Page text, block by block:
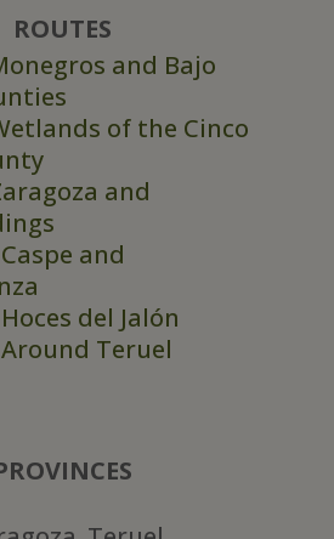
ROUTES
and Bajo
of the Cinco
and
and
del Jalón
Teruel